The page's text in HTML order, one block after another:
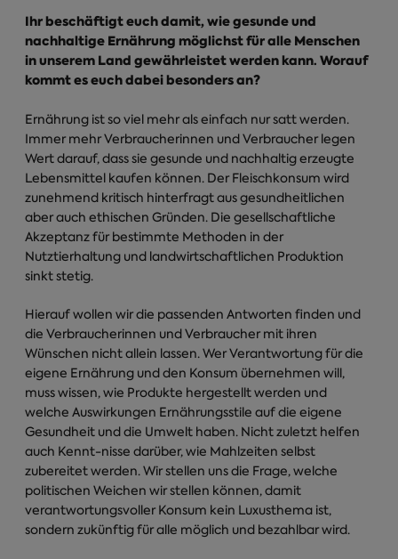
Ihr beschäftigt euch damit, wie gesunde und
nachhaltige Ernährung möglichst für alle Menschen
in unserem Land gewährleistet werden kann. Worauf
kommt es euch dabei besonders an?
Ernährung ist so viel mehr als einfach nur satt werden.
Immer mehr Verbraucherinnen und Verbraucher legen
Wert darauf, dass sie gesunde und nachhaltig erzeugte
Lebensmittel kaufen können. Der Fleischkonsum wird
zunehmend kritisch hinterfragt aus gesundheitlichen
aber auch ethischen Gründen. Die gesellschaftliche
Akzeptanz für bestimmte Methoden in der
Nutztierhaltung und landwirtschaftlichen Produktion
sinkt stetig.
Hierauf wollen wir die passenden Antworten finden und
die Verbraucherinnen und Verbraucher mit ihren
Wünschen nicht allein lassen. Wer Verantwortung für die
eigene Ernährung und den Konsum übernehmen will,
muss wissen, wie Produkte hergestellt werden und
welche Auswirkungen Ernährungsstile auf die eigene
Gesundheit und die Umwelt haben. Nicht zuletzt helfen
auch Kennt-nisse darüber, wie Mahlzeiten selbst
zubereitet werden. Wir stellen uns die Frage, welche
politischen Weichen wir stellen können, damit
verantwortungsvoller Konsum kein Luxusthema ist,
sondern zukünftig für alle möglich und bezahlbar wird.